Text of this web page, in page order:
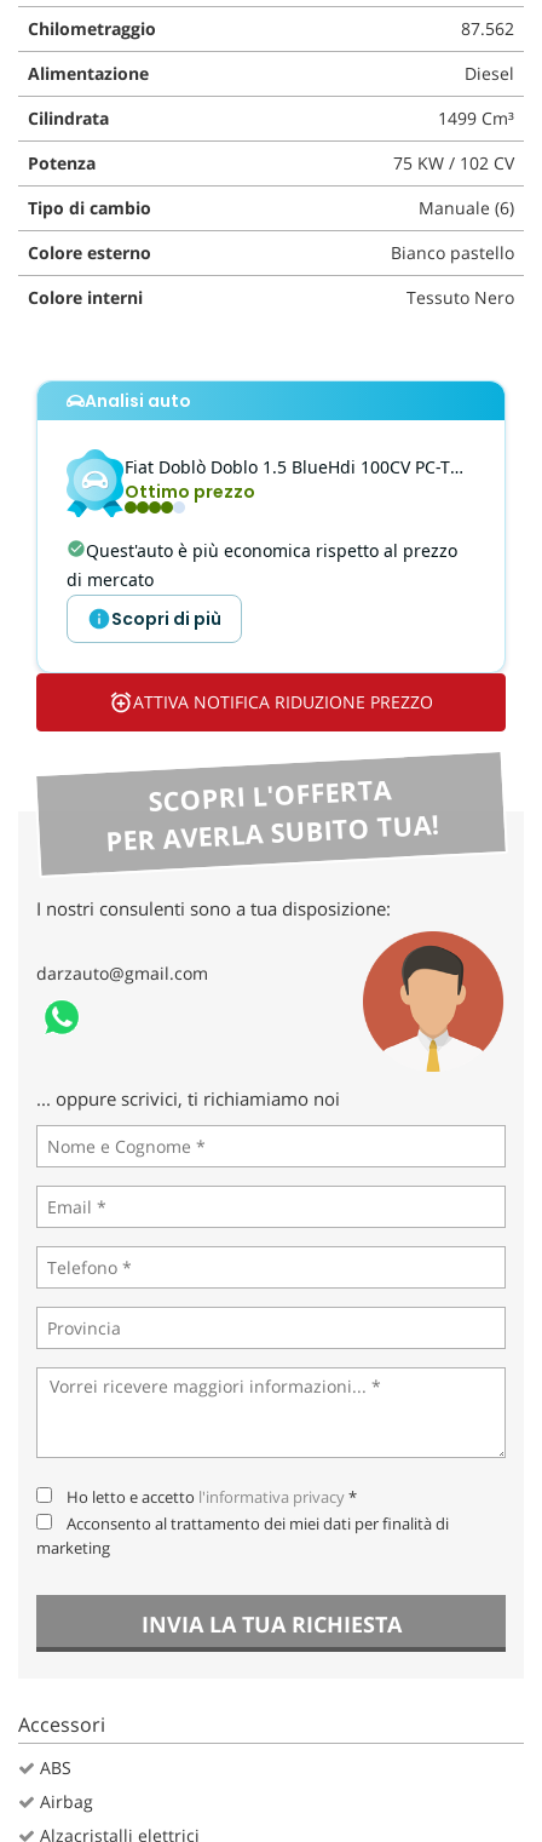
Chilometraggio
87.562
Alimentazione
Diesel
Cilindrata
1499 Cm³
Potenza
75 KW / 102 CV
Tipo di cambio
Manuale (6)
Colore esterno
Bianco pastello
Colore interni
Tessuto Nero
Analisi auto
Fiat Doblò Doblo 1.5 BlueHdi 100CV PC-TN Van Portata Maggiora
Ottimo prezzo
Quest'auto è più economica rispetto al prezzo
di mercato
Scopri di più
ATTIVA NOTIFICA RIDUZIONE PREZZO
SCOPRI L'OFFERTA
PER AVERLA SUBITO TUA!
I nostri consulenti sono a tua disposizione:
darzauto@gmail.com
... oppure scrivici, ti richiamiamo noi
Ho letto e accetto l'informativa privacy*
Acconsento al trattamento dei miei dati per finalità di
marketing
INVIA LA TUA RICHIESTA
Accessori
ABS
Airbag
Alzacristalli elettrici
questi
strumenti
di
tracciamento
si
rimanda
alla
cookie
policy.
Puoi
rivedere
e
modificare
scelte
momento.
Cookie necessari
Cookie delle preferenze
Cookie per il miglioramento dell'esperienza utente
Cookie analitici
Cookie di marketing
Leggi
la
cookie
Salva
le
impostazioni